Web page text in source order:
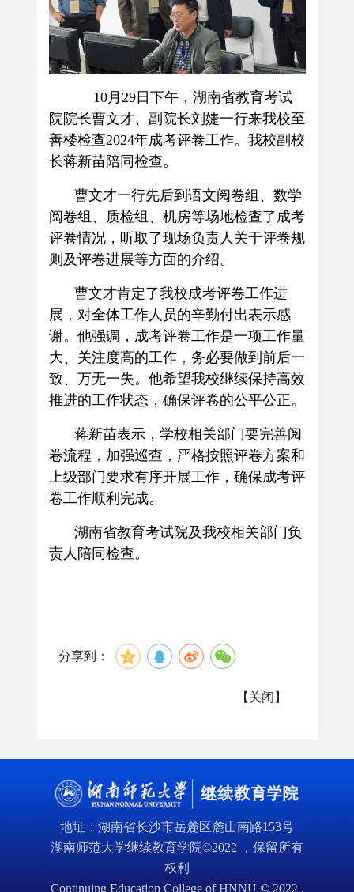
10月 29日下午，湖南省教育考试
院院长曹文才、副院长刘婕一行来我校至
善楼检查2024年成考评卷工作。我校副校
长蒋新苗陪同检查。
曹文才一行先后到语文阅卷组、数学
阅卷组、质检组、机房等场地检查了成考
评卷情况，听取了现场负责人关于评卷规
则及评卷进展等方面的介绍。
曹文才肯定了我校成考评卷工作进
展，对全体工作人员的辛勤付出表示感
谢。他强调，成考评卷工作是一项工作量
大、关注度高的工作，务必要做到前后一
致、万无一失。他希望我校继续保持高效
推进的工作状态，确保评卷的公平公正。
蒋新苗表示，学校相关部门要完善阅
卷流程，加强巡查，严格按照评卷方案和
上级部门要求有序开展工作，确保成考评
卷工作顺利完成。
湖南省教育考试院及我校相关部门负
责人陪同检查。
分享到：
【 关闭 】
地址：湖南省长沙市岳麓区麓山南路153号
湖南师范大学继续教育学院©2022 ，保留所有
权利
Continuing Education College of HNNU © 2022 ,